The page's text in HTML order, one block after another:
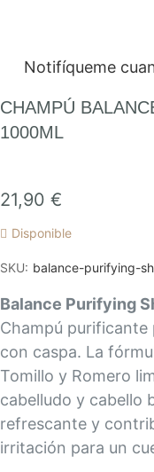
comienzo
de
Notifíqueme
CHAMPÚ
1000ML
21,90 €
Disponible
SKU balance-purifying-
Balance Purifying
Champú purificante
con caspa. La
Tomillo y Romero
cabelludo y cabello
refrescante y
irritación para un